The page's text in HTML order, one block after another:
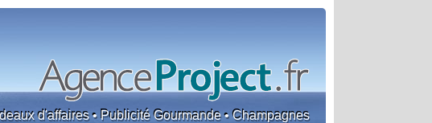
d'affaires • Publicité Gourmande • Champagnes